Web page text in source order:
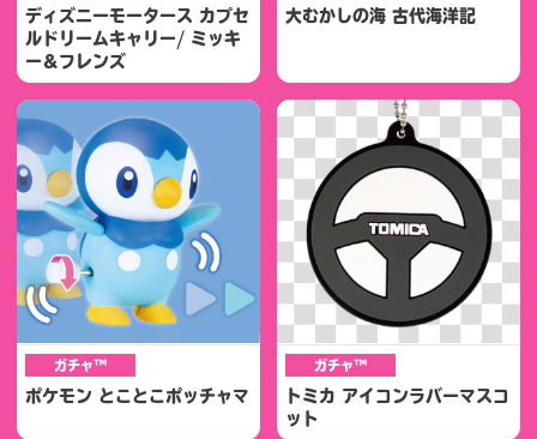
ディズニーモータース カプセ
ルドリームキャリー/ ミッキ
ー＆フレンズ
大むかしの海 古代海洋記
ガチャ™
ポケモン とことこポッチャマ
ガチャ™
トミカ アイコンラバーマスコ
ット